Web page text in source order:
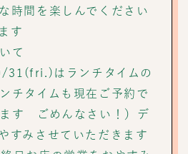
時間を楽しんでください
す
て
31(fri.)はランチタイムの
チタイムも現在ご予約で
す ごめんなさい！）デ
すみさせていただきます